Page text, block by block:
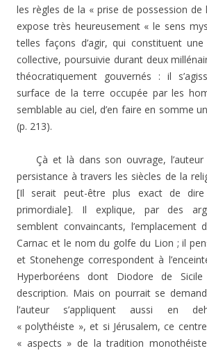
les règles de la « prise de possession de
expose très heureusement « le sens
telles façons d’agir, qui constituent
collective, poursuivie durant deux
théocratiquement gouvernés : il
surface de la terre occupée par les
semblable au ciel, d’en faire en somme
(p. 213).
Çà et là dans son ouvrage,
persistance à travers les siècles de la
[Il serait peut-être plus exact de
primordiale]. Il explique, par des
semblent convaincants, l’emplacement
Carnac et le nom du golfe du Lion ; il
et Stonehenge correspondent à
Hyperboréens dont Diodore de
description. Mais on pourrait se
l’auteur s’appliquent aussi en
« polythéiste », et si Jérusalem, ce
« aspects » de la tradition